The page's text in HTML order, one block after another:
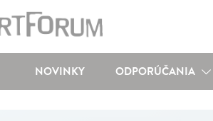
NOVINKY ODPORÚČANIA